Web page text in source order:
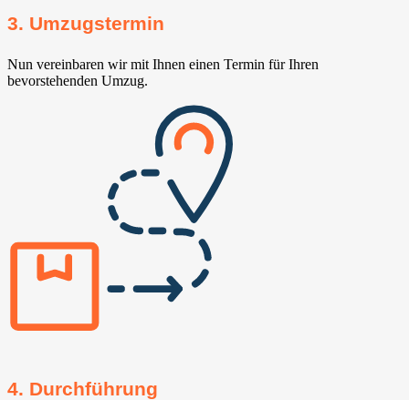
3. Umzugstermin
Nun vereinbaren wir mit Ihnen einen Termin für Ihren
bevorstehenden Umzug.
4. Durchführung